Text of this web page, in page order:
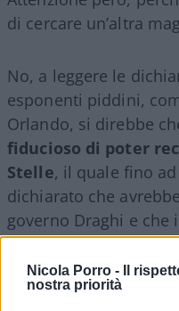
Nicola Porro -
Il
nostra priorità
di cercare un’altra
No, a leggere le
esponenti piddini,
Orlando, si direbbe
fiducioso di poter
Stelle, il quale fino
dichiarato che
governo Draghi e
del decreto aiuti.